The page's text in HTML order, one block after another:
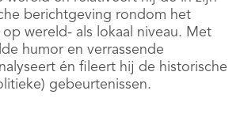
berichtgeving rondom het
op wereld- als lokaal niveau. Met
humor en verrassende
én fileert hij de historische
gebeurtenissen.